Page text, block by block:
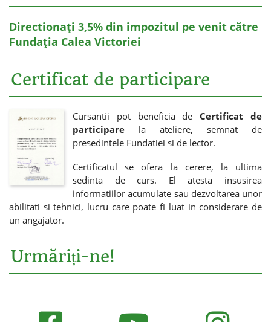
Directionați 3,5% din impozitul pe venit către
Fundația Calea Victoriei
Certificat de participare
Cursantii pot beneficia de Certificat de
participare la ateliere, semnat de
presedintele Fundatiei si de lector.
Certificatul se ofera la cerere, la ultima
sedinta de curs. El atesta insusirea
informatiilor acumulate sau dezvoltarea unor
abilitati si tehnici, lucru care poate fi luat in considerare de
un angajator.
Urmăriți-ne!